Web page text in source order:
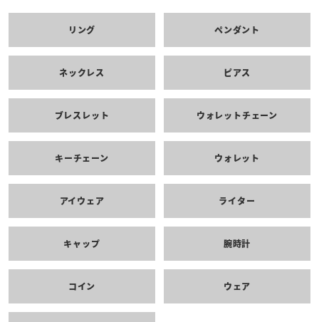
リング ペンダント
ネックレス ピアス
ブレスレット ウォレットチェーン
キーチェーン ウォレット
アイウェア ライター
キャップ 腕時計
コイン ウェア